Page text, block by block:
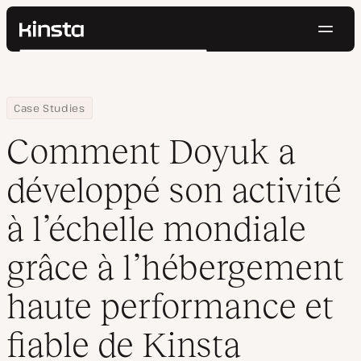
Kinsta®
Prix
Contact
Rechercher
Home
Entreprise
Case Studies
Comment Doyuk a développé son activité à l’échelle
Comment Doyuk a
développé son activité
à l’échelle mondiale
grâce à l’hébergement
haute performance et
fiable de Kinsta